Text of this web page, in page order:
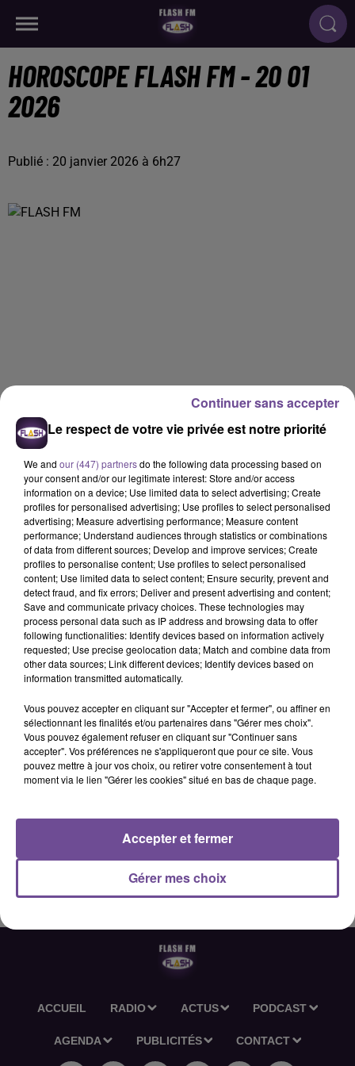
HOROSCOPE FLASH FM - 20 01
2026
Publié : 20 janvier 2026 à 6h27
Flash FM
L'horoscope Flash FM
20 janvier 2026 - 1 min 22 sec
HOROSCOPE FLASH FM - 20 01 2026
Découvrez l'horoscope Flash FM du 20 01 2026
ACCUEIL RADIO ACTUS PODCAST
AGENDA PUBLICITÉS CONTACT
Le respect de votre vie privée est notre priorité
We and our (447) partnersdo the following data processing based on
your consent and/or our legitimate interest: Store and/or access
information on a device; Use limited data to select advertising; Create
profiles for personalised advertising; Use profiles to select personalised
advertising; Measure advertising performance; Measure content
performance; Understand audiences through statistics or combinations
of data from different sources; Develop and improve services; Create
profiles to personalise content; Use profiles to select personalised
content; Use limited data to select content; Ensure security, prevent and
detect fraud, and fix errors; Deliver and present advertising and content;
Save and communicate privacy choices. These technologies may
process personal data such as IP address and browsing data to offer
following functionalities: Identify devices based on information actively
requested; Use precise geolocation data; Match and combine data from
other data sources; Link different devices; Identify devices based on
information transmitted automatically.
Vous pouvez accepter en cliquant sur "Accepter et fermer", ou affiner en
sélectionnant les finalités et/ou partenaires dans "Gérer mes choix".
Vous pouvez également refuser en cliquant sur "Continuer sans
accepter". Vos préférences ne s'appliqueront que pour ce site. Vous
pouvez mettre à jour vos choix, ou retirer votre consentement à tout
moment via le lien "Gérer les cookies" situé en bas de chaque page.
Gérer mes choix
Accepter et fermer
Continuer sans accepter